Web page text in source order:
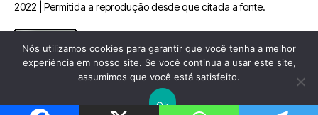
2022 | Permitida a reprodução desde que citada a fonte.
Nós utilizamos cookies para garantir que você tenha a melhor
experiência em nosso site. Se você continua a usar este site,
assumimos que você está satisfeito.
Ok